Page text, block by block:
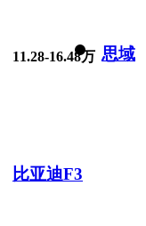
11.28-16.48万 思域
比亚迪F3